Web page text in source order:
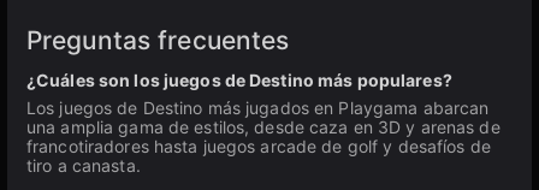
Preguntas frecuentes
¿Cuáles son los juegos de Destino más populares?
Los juegos de Destino más jugados en Playgama abarcan
una amplia gama de estilos, desde caza en 3D y arenas de
francotiradores hasta juegos arcade de golf y desafíos de
tiro a canasta.